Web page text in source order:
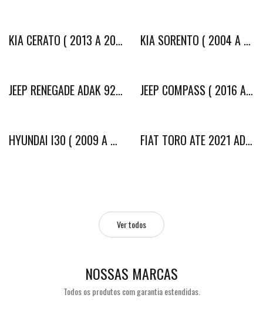
KIA CERATO ( 2013 A 2020 ) AIKON CORE G3 C/ CARPLAY KIA SORENTO ( 2004 A 2009 ) ADAK 9232 C/ CARPLAY
JEEP RENEGADE ADAK 9232 C/ CARPLAY JEEP COMPASS ( 2016 A 2021 ) ADAK 9232 C/ CARPLAY
HYUNDAI I30 ( 2009 A 2012 ) AR ANALOGICO DIGITAL ADAK 9232 C/ CARPLAY FIAT TORO ATE 2021 ADAK 9232 C/ CARPLAY
Ver todos
NOSSAS MARCAS
Todos os produtos com garantia estendidas.